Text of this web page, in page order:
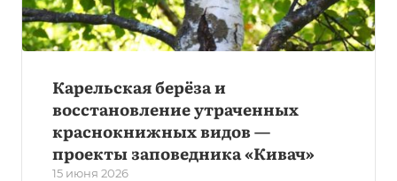
Карельская берёза и
восстановление утраченных
краснокнижных видов —
проекты заповедника «Кивач»
15 июня 2026